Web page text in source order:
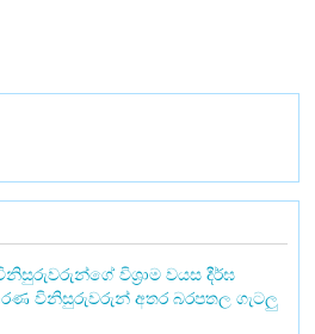
විශ්‍රාම වයස දීර්ඝ
විනිසුරුවරුන් අතර බරපතල ගැටලු